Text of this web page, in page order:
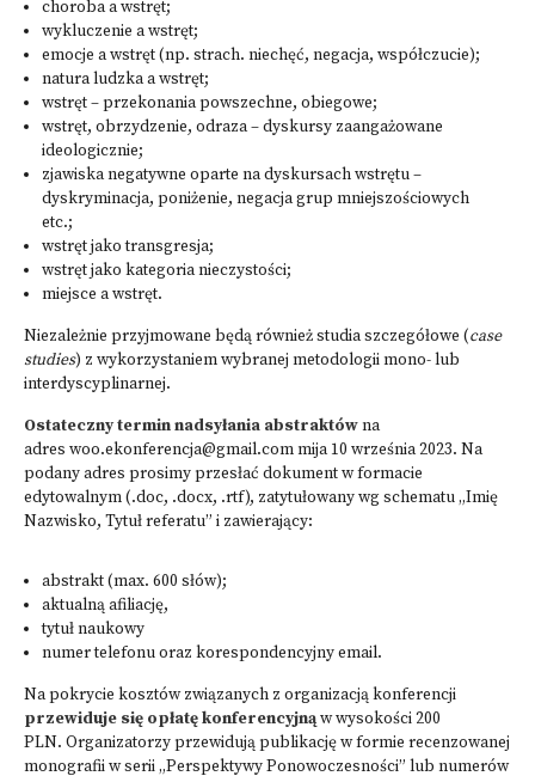
choroba a wstręt;
wykluczenie a wstręt;
emocje a wstręt (np. strach. niechęć, negacja, współczucie);
natura ludzka a wstręt;
wstręt – przekonania powszechne, obiegowe;
wstręt, obrzydzenie, odraza – dyskursy zaangażowane
ideologicznie;
zjawiska negatywne oparte na dyskursach wstrętu –
dyskryminacja, poniżenie, negacja grup mniejszościowych
etc.;
wstręt jako transgresja;
wstręt jako kategoria nieczystości;
miejsce a wstręt.
Niezależnie przyjmowane będą również studia szczegółowe (case
studies) z wykorzystaniem wybranej metodologii mono- lub
interdyscyplinarnej.
Ostateczny termin nadsyłania abstraktówna
adres woo.ekonferencja@gmail.com mija 10 września 2023. Na
podany adres prosimy przesłać dokument w formacie
edytowalnym (.doc, .docx, .rtf), zatytułowany wg schematu „Imię
Nazwisko, Tytuł referatu” i zawierający:
abstrakt (max. 600 słów);
aktualną afiliację,
tytuł naukowy
numer telefonu oraz korespondencyjny email.
Na pokrycie kosztów związanych z organizacją konferencji
przewiduje się opłatę konferencyjnąw wysokości 200
PLN. Organizatorzy przewidują publikację w formie recenzowanej
monografii w serii „Perspektywy Ponowoczesności” lub numerów